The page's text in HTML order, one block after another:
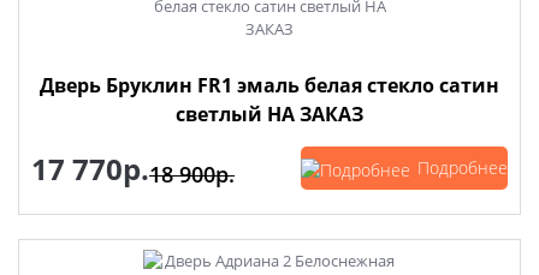
Дверь Бруклин FR1 эмаль белая стекло сатин
светлый НА ЗАКАЗ
17 770р.18 900р. Подробнее